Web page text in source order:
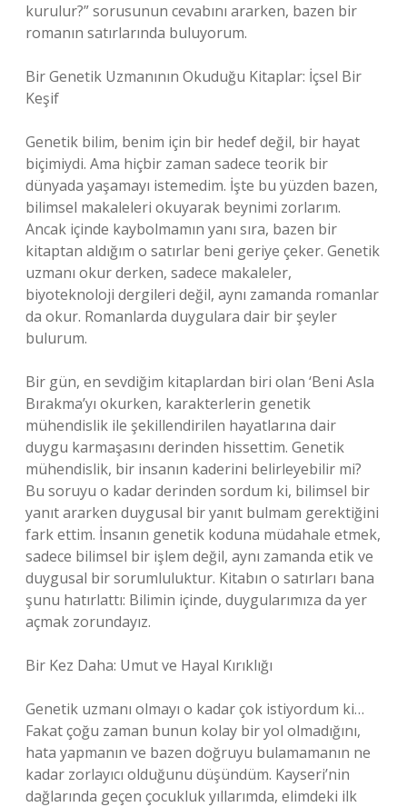
kurulur?” sorusunun cevabını ararken, bazen bir
romanın satırlarında buluyorum.
Bir Genetik Uzmanının Okuduğu Kitaplar: İçsel Bir
Keşif
Genetik bilim, benim için bir hedef değil, bir hayat
biçimiydi. Ama hiçbir zaman sadece teorik bir
dünyada yaşamayı istemedim. İşte bu yüzden bazen,
bilimsel makaleleri okuyarak beynimi zorlarım.
Ancak içinde kaybolmamın yanı sıra, bazen bir
kitaptan aldığım o satırlar beni geriye çeker. Genetik
uzmanı okur derken, sadece makaleler,
biyoteknoloji dergileri değil, aynı zamanda romanlar
da okur. Romanlarda duygulara dair bir şeyler
bulurum.
Bir gün, en sevdiğim kitaplardan biri olan ‘Beni Asla
Bırakma’yı okurken, karakterlerin genetik
mühendislik ile şekillendirilen hayatlarına dair
duygu karmaşasını derinden hissettim. Genetik
mühendislik, bir insanın kaderini belirleyebilir mi?
Bu soruyu o kadar derinden sordum ki, bilimsel bir
yanıt ararken duygusal bir yanıt bulmam gerektiğini
fark ettim. İnsanın genetik koduna müdahale etmek,
sadece bilimsel bir işlem değil, aynı zamanda etik ve
duygusal bir sorumluluktur. Kitabın o satırları bana
şunu hatırlattı: Bilimin içinde, duygularımıza da yer
açmak zorundayız.
Bir Kez Daha: Umut ve Hayal Kırıklığı
Genetik uzmanı olmayı o kadar çok istiyordum ki…
Fakat çoğu zaman bunun kolay bir yol olmadığını,
hata yapmanın ve bazen doğruyu bulamamanın ne
kadar zorlayıcı olduğunu düşündüm. Kayseri’nin
dağlarında geçen çocukluk yıllarımda, elimdeki ilk